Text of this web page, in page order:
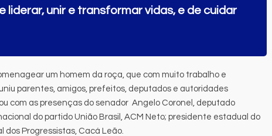
liderar, unir e transformar vidas, e de cuidar
um homem da roça, que com muito trabalho e
parentes, amigos, prefeitos, deputados e autoridades
com as presenças do senador Angelo Coronel, deputado
do partido União Brasil, ACM Neto; presidente estadual do
Progressistas, Cacá Leão.